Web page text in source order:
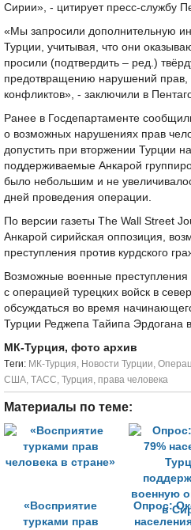
Сирии», - цитирует пресс-службу
«Мы запросили дополнительную
Турции, учитывая, что они
просили (подтвердить – ред.)
предотвращению нарушений
конфликтов», - заключили в
Ранее в Госдепартаменте
о возможных нарушениях прав
допустить при вторжении Турции
поддерживаемые Анкарой
было небольшим и не
дней проведения операции.
По версии газеты The Wall Street
Анкарой сирийская оппозиция,
преступления против курдского
Возможные военные
с операцией турецких войск в
обсуждаться во время
Турции Реджепа Тайипа Эрдогана
МК-Турция, фото архив
Tеги: МК-Турция, Новости Турции,
США, ТАСС, Турция, права человека
Материалы по теме:
«Восприятие
турками прав
Опрос: